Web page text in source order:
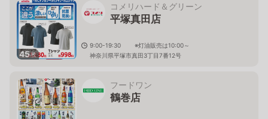
45枚
コメリハード＆グリーン
平塚真田店
9:00-19:30 ※灯油販売は10:00～
神奈川県平塚市真田3丁目7番12号
フードワン
鶴巻店